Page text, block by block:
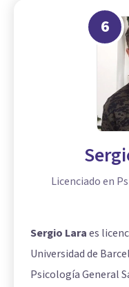
6
Licenciado en
Sergio Laraes
Universidad de
Psicología General